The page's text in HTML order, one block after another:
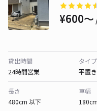
¥600〜
貸出時間
24時間営業
タイプ
平置き
長さ
480cm 以下
車幅